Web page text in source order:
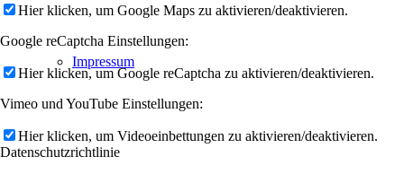
Impressum
Hier klicken, um Google Maps zu aktivieren/deaktivieren.
Google reCaptcha Einstellungen:
Hier klicken, um Google reCaptcha zu aktivieren/deaktivieren.
Vimeo und YouTube Einstellungen:
Hier klicken, um Videoeinbettungen zu aktivieren/deaktivieren.
Datenschutzrichtlinie